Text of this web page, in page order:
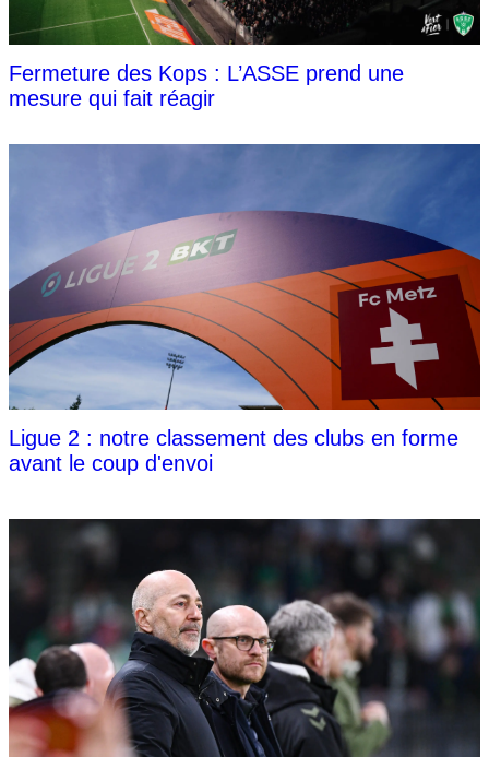
Fermeture des Kops : L’ASSE prend une
mesure qui fait réagir
Ligue 2 : notre classement des clubs en forme
avant le coup d'envoi